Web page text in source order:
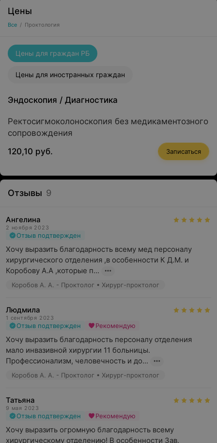
Цены
Все / Проктология
Цены для граждан РБ
Цены для иностранных граждан
Эндоскопия / Диагностика
Ректосигмоколоноскопия без медикаментозного
сопровождения
120,10 руб.
Записаться
Отзывы 9
Ангелина
2 ноября 2023
Отзыв подтвержден
Хочу выразить благодарность всему мед персоналу
хирургического отделения ,в особенности К Д.М. и
Коробову А.А ,которые п...
Коробов А. А. - Проктолог • Хирург-проктолог
Людмила
1 сентября 2023
Отзыв подтвержден Рекомендую
Хочу выразить благодарность персоналу отделения
мало инвазивной хирургии 11 больницы.
Профессионализм, человечность и до...
Коробов А. А. - Проктолог • Хирург-проктолог
Татьяна
9 мая 2023
Отзыв подтвержден Рекомендую
Хочу выразить огромную благодарность всему
хирургическому отделению! В особенности Зав.